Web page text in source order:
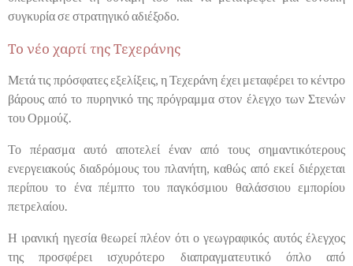
συγκυρία σε στρατηγικό αδιέξοδο.
Το νέο χαρτί της Τεχεράνης
Μετά τις πρόσφατες εξελίξεις, η Τεχεράνη έχει μεταφέρει το κέντρο
βάρους από το πυρηνικό της πρόγραμμα στον έλεγχο των Στενών
του Ορμούζ.
Το πέρασμα αυτό αποτελεί έναν από τους σημαντικότερους
ενεργειακούς διαδρόμους του πλανήτη, καθώς από εκεί διέρχεται
περίπου το ένα πέμπτο του παγκόσμιου θαλάσσιου εμπορίου
πετρελαίου.
Η ιρανική ηγεσία θεωρεί πλέον ότι ο γεωγραφικός αυτός έλεγχος
της προσφέρει ισχυρότερο διαπραγματευτικό όπλο από